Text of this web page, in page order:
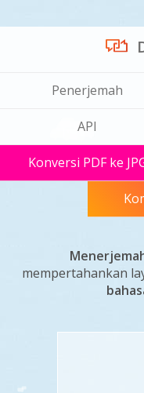
Penerjemah
API
Konversi PDF ke
mempertahankan